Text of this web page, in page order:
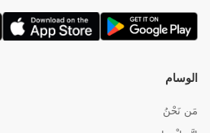
الوسام
مَن نَحْنُ